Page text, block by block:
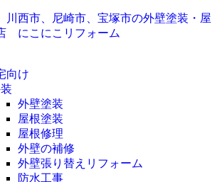
向け
外壁塗装
屋根塗装
屋根修理
外壁の補修
外壁張り替えリフォーム
防水工事